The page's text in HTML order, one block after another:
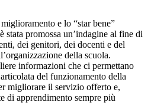
e lo “star bene”
stata promossa un’indagine al fine di
dei genitori, dei docenti e del
della scuola.
informazioni che ci permettano
del funzionamento della
migliorare il servizio offerto e,
di apprendimento sempre più